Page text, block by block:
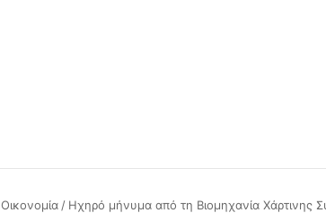
Οικονομία / Ηχηρό μήνυμα από τη Βιομηχανία Χάρτινης